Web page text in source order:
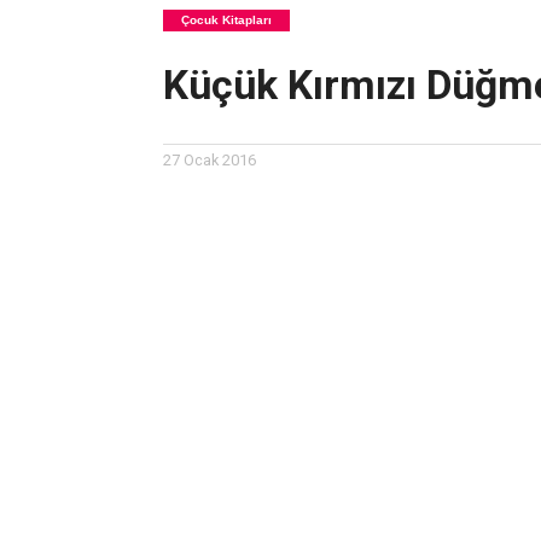
Çocuk Kitapları
Küçük Kırmızı
27 Ocak 2016